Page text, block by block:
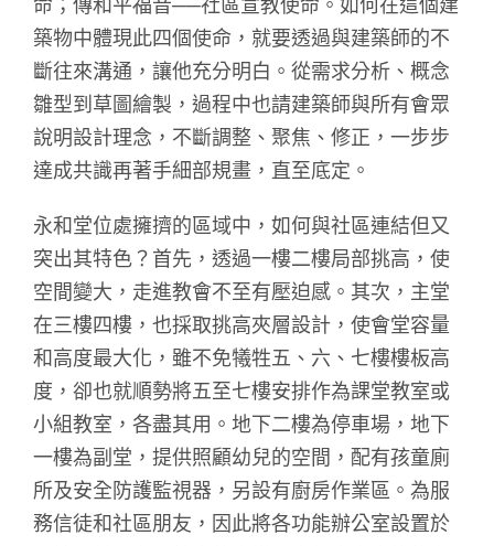
命；傳和平福音──社區宣教使命。如何在這個建
築物中體現此四個使命，就要透過與建築師的不
斷往來溝通，讓他充分明白。從需求分析、概念
雛型到草圖繪製，過程中也請建築師與所有會眾
說明設計理念，不斷調整、聚焦、修正，一步步
達成共識再著手細部規畫，直至底定。
永和堂位處擁擠的區域中，如何與社區連結但又
突出其特色？首先，透過一樓二樓局部挑高，使
空間變大，走進教會不至有壓迫感。其次，主堂
在三樓四樓，也採取挑高夾層設計，使會堂容量
和高度最大化，雖不免犧牲五、六、七樓樓板高
度，卻也就順勢將五至七樓安排作為課堂教室或
小組教室，各盡其用。地下二樓為停車場，地下
一樓為副堂，提供照顧幼兒的空間，配有孩童廁
所及安全防護監視器，另設有廚房作業區。為服
務信徒和社區朋友，因此將各功能辦公室設置於